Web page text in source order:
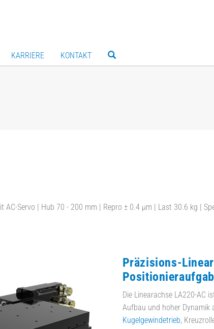
KARRIERE KONTAKT
AC-Servo | Hub 70 - 200 mm | Repro ± 0.4 µm | Last 30.6 kg |
Präzisions-
Die Linearachse LA220-AC
Aufbau und hoher Dynamik
Kugelgewindetrieb,